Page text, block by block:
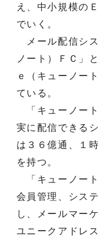
え、中小規模の
でいく。
メール配信シ
ノート）ＦＣ」
ｅ（キューノー
ている。
「キューノー
実に配信できる
は３６億通、１
を持つ。
「キューノー
会員管理、シス
し、メールマー
ユニークアドレ